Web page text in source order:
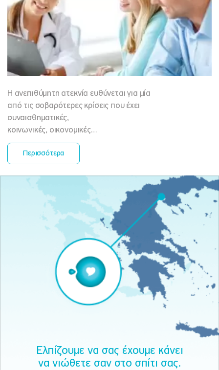
Η ανεπιθύμητη ατεκνία ευθύνεται για μία
από τις σοβαρότερες κρίσεις που έχει
συναισθηματικές,
κοινωνικές, οικονομικές…
Περισσότερα
Ελπίζουμε να σας έχουμε κάνει
να νιώθετε σαν στο σπίτι σας.